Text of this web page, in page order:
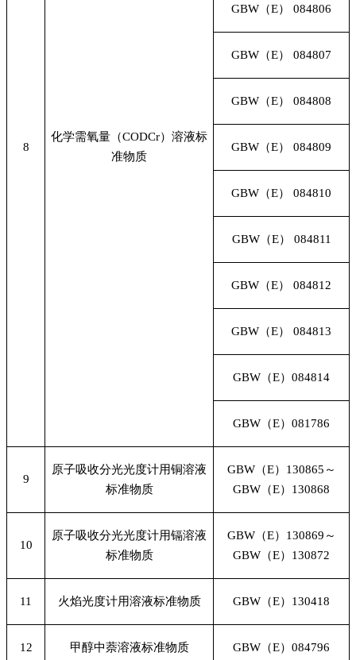
8
化学需氧量（CODCr）溶液标
准物质
GBW （E） 084806
GBW （E） 084807
GBW （E） 084808
GBW （E） 084809
GBW （E） 084810
GBW（E） 084811
GBW （E） 084812
GBW （E） 084813
GBW （E）084814
GBW （E）081786
9
原子吸收分光光度计用铜溶液
标准物质
GBW（E）130865～
GBW（E）130868
10
原子吸收分光光度计用镉溶液
标准物质
GBW（E）130869～
GBW（E）130872
11 火焰光度计用溶液标准物质 GBW （E）130418
12 甲醇中萘溶液标准物质 GBW （E）084796